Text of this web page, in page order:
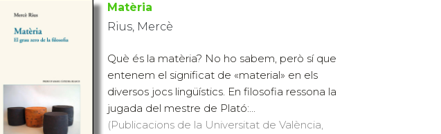
Matèria
Rius, Mercè
Què és la matèria? No ho sabem, però sí que
entenem el significat de «material» en els
diversos jocs lingüístics. En filosofia ressona la
jugada del mestre de Plató:...
(Publicacions de la Universitat de València,